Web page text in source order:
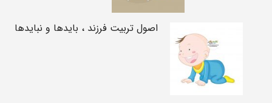
اصول تربیت فرزند ، بایدها و نبایدها